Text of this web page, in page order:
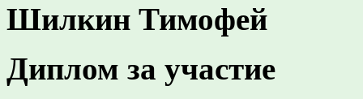
Шилкин Тимофей
Диплом за участие